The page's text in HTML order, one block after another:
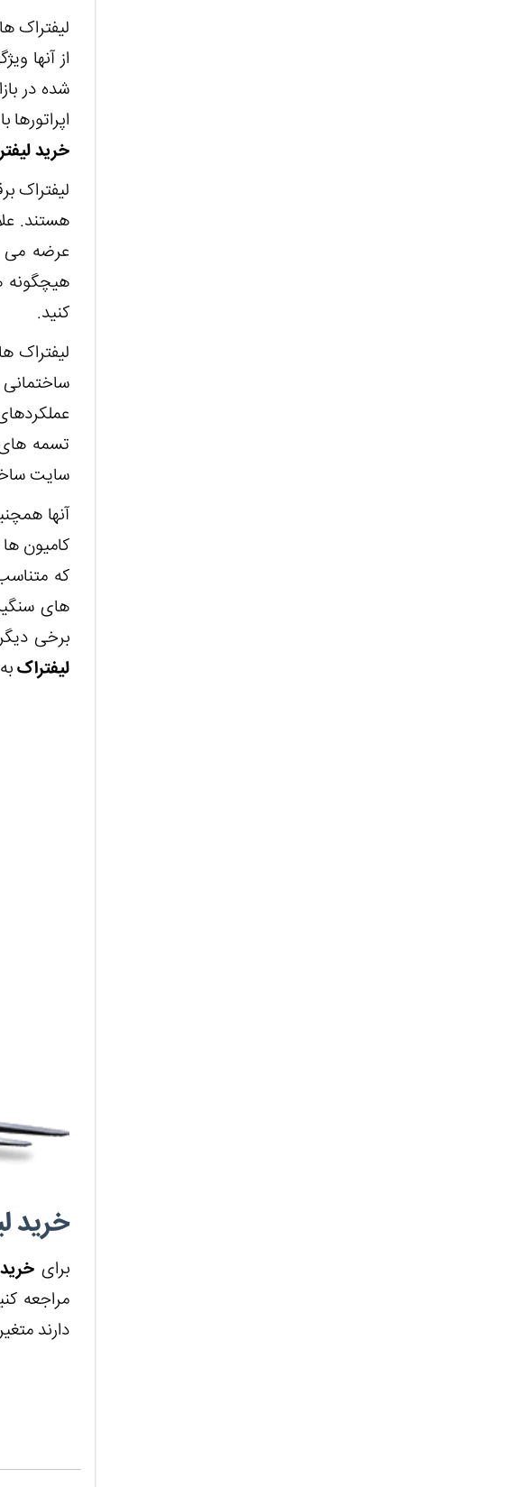
لیفتراک
از آنها
شده در
خرید
لیفتراک
هستند.
عرضه می
هیچگونه
کنید.
لیفتراک
تسمه
سایت
آنها
کامیون
که
های
برخی
لیفتراک
خرید
برای
مراجعه
دارند